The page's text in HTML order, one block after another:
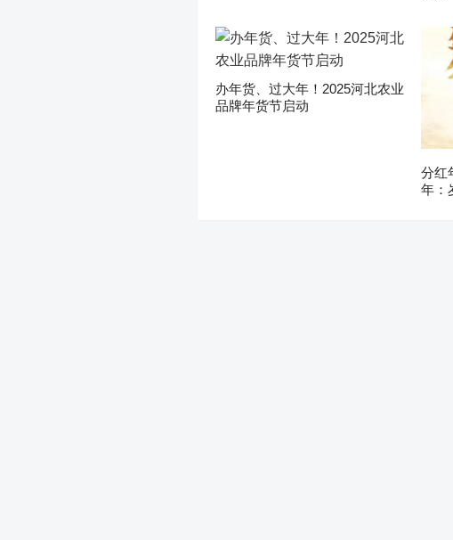
办年货、过大年！2025河北农业
品牌年货节启动
分红
年：